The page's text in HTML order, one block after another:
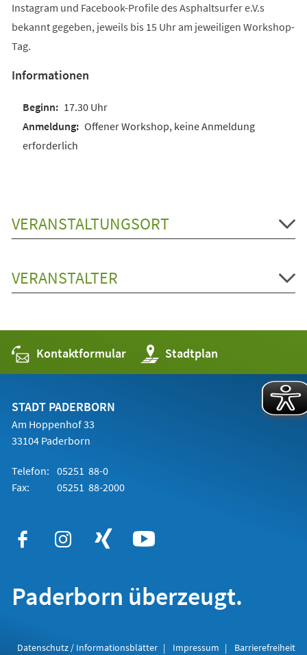
Instagram und Facebook-Profile des Asphaltsurfer e.V.s
bekannt gegeben, jeweils bis 15 Uhr am jeweiligen Workshop-
Tag.
Informationen
17.30 Uhr
Offener Workshop, keine Anmeldung
erforderlich
VERANSTALTUNGSORT
VERANSTALTER
Kontaktformular Stadtplan
(Öffnet
in
einem
STADT PADERBORN
Am Hoppenhof 33
33104 Paderborn
Telefon: 05251 88-0
Fax:
05251 88-2000
Paderborn überzeugt.
Datenschutz / Informationsblätter Impressum
Barrierefreiheit